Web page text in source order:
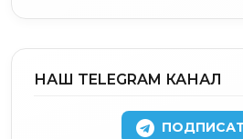
НАШ TELEGRAM КАНАЛ